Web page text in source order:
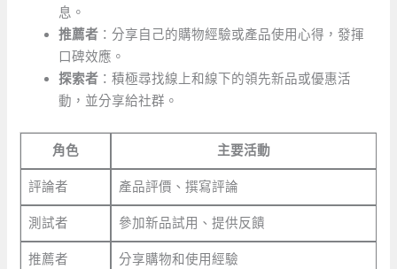
息。
推薦者 ：分享自己的購物經驗或產品使用心得，發揮
口碑效應。
探索者 ：積極尋找線上和線下的領先新品或優惠活
動，並分享給社群。
角色 主要活動
評論者 產品評價、撰寫評論
測試者 參加新品試用、提供反饋
推薦者 分享購物和使用經驗